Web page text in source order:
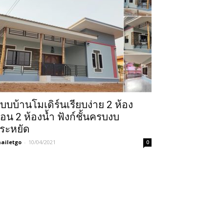
บบ้านโมเดิร์นเรียบง่าย 2 ห้อง
น 2 ห้องน้ำ ฟังก์ชั้นครบงบ
ะหยัด
- 10/04/2021 0